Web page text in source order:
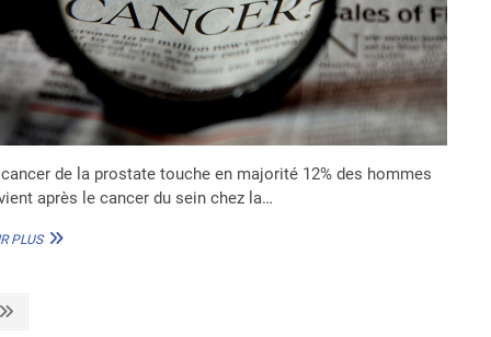
de la prostate touche en majorité 12% des hommes
après le cancer du sein chez la…
PLUSDR